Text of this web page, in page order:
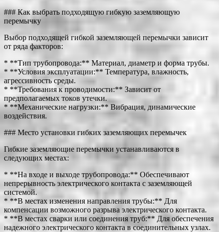
### Как выбрать подходящую гибкую заземляющую
перемычку
Выбор подходящей гибкой заземляющей перемычки зависит
от ряда факторов:
* **Тип трубопровода:** Материал, диаметр и форма трубы.
* **Условия эксплуатации:** Температура, влажность,
агрессивность среды.
* **Требования к проводимости:** Зависит от
предполагаемых токов утечки.
* **Механические нагрузки:** Вибрация, динамические
воздействия.
### Место установки гибких заземляющих перемычек
Гибкие заземляющие перемычки устанавливаются в
следующих местах:
* **На входе и выходе трубопровода:** Обеспечивают
непрерывность электрического контакта с заземляющей
системой.
* **В местах изменения направления трубы:** Для
компенсации возможного разрыва электрического контакта.
* **В местах сварки или соединения труб:** Для обеспечения
надежного электрического контакта в соединительных узлах.